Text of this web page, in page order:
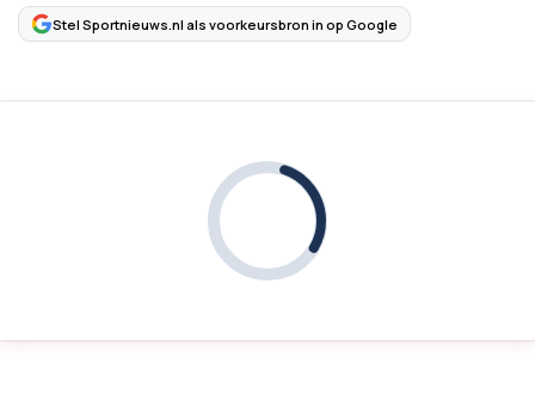
Stel Sportnieuws.nl als voorkeursbron in op Google